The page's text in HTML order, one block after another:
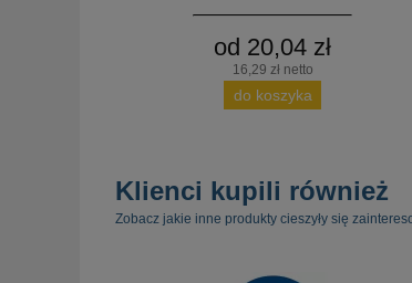
od 20,04 zł
16,29 zł netto
do koszyka
Klienci kupili również
Zobacz jakie inne produkty cieszyły się